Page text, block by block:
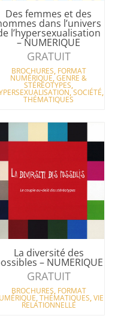
Des femmes et des
dans l’univers
l’hypersexualisation
– NUMERIQUE
GRATUIT
BROCHURES, FORMAT
NUMÉRIQUE,GENRE &
STÉRÉOTYPES,
,SOCIÉTÉ,
THÉMATIQUES
La diversité des
– NUMERIQUE
GRATUIT
BROCHURES, FORMAT
,THÉMATIQUES,VIE
RELATIONNELLE